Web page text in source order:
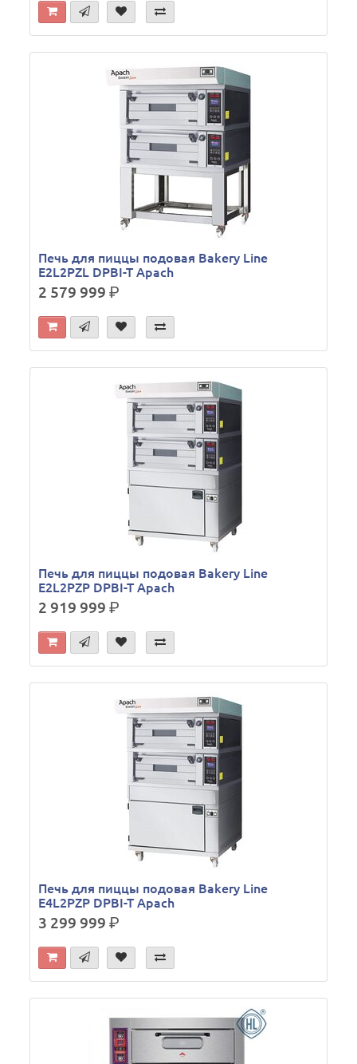
Печь для пиццы подовая Bakery Line
E2L2PZL DPBI-T Apach
2 579 999р.
Печь для пиццы подовая Bakery Line
E2L2PZP DPBI-T Apach
2 919 999р.
Печь для пиццы подовая Bakery Line
E4L2PZP DPBI-T Apach
3 299 999р.